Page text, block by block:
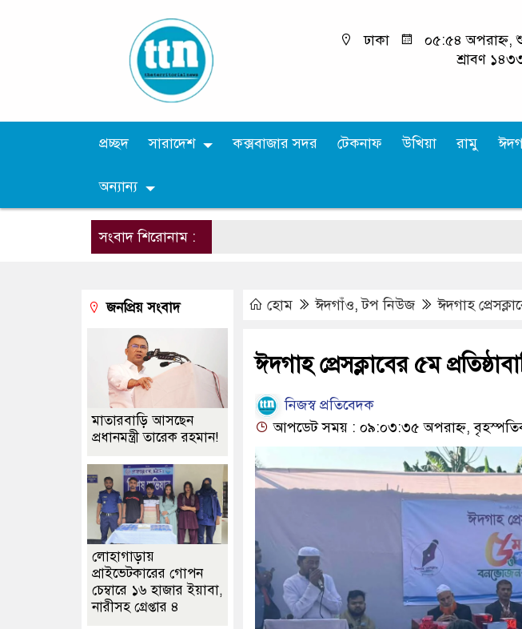
ঢাকা
০৫:৫৪ অপরাহ্ন,
শ্রাবণ
প্রচ্ছদ সারাদেশ কক্সবাজার সদর টেকনাফ উখিয়া রামু
অন্যান্য
সংবাদ শিরোনাম :
হোম ঈদগাঁও,টপ নিউজ ঈদগাহ
ঈদগাহ প্রেসক্লাবের ৫ম
নিজস্ব প্রতিবেদক
আপডেট সময় : ০৯:০৩:৩৫ অপরাহ্ন,
জনপ্রিয় সংবাদ
মাতারবাড়ি আসছেন
প্রধানমন্ত্রী তারেক রহমান!
লোহাগাড়ায়
প্রাইভেটকারের গোপন
চেম্বারে ১৬ হাজার ইয়াবা,
নারীসহ গ্রেপ্তার ৪